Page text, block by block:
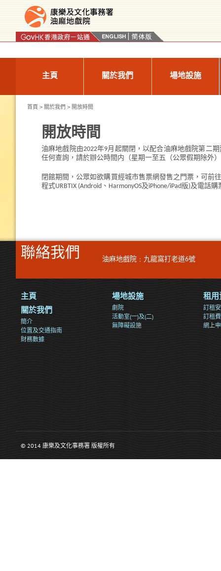
主頁 關於我們 場地設施
首頁 > 關於我們 > 開放時間
開放時間
油麻地戲院由2022年9月起關閉，以配合油麻地戲院第二
任何查詢，請於辦公時間内（星期一至五（公眾假期除外
閉館期間，公眾如欲購買經城市售票網發售之門票，可前
程式URBTIX (Android、HarmonyOS及iPhone/iPad版)及電話
聯絡我們 油麻地戲院﹕九龍窩打老道6號
主頁
關於我們
簡介
位置及交通指南
財務數據
場地設施
劇院
活動室(一)及(二)
無障礙設施
租用
訂租
訂租
網上
© 2014 康樂及文化事務署 版權所有